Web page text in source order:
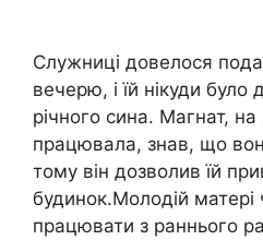
Служниці довелося
вечерю, і їй нікуди було
річного сина. Магнат,
працювала, знав, що
тому він дозволив їй
будинок.Молодій
працювати з раннього